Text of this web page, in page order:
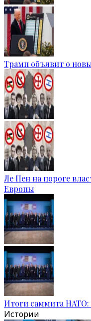
Трамп объявит о
Ле Пен на пороге
Европы
Итоги саммита НАТО:
Истории